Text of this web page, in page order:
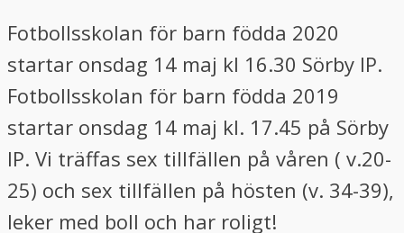
Fotbollsskolan för barn födda 2020
startar onsdag 14 maj kl 16.30 Sörby IP.
Fotbollsskolan för barn födda 2019
startar onsdag 14 maj kl. 17.45 på Sörby
IP. Vi träffas sex tillfällen på våren ( v.20-
25) och sex tillfällen på hösten (v. 34-39),
leker med boll och har roligt!